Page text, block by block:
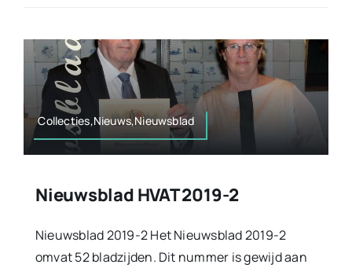
Collecties,Nieuws,Nieuwsblad
Nieuwsblad HVAT 2019-2
Nieuwsblad 2019-2 Het Nieuwsblad 2019-2
omvat 52 bladzijden. Dit nummer is gewijd aan